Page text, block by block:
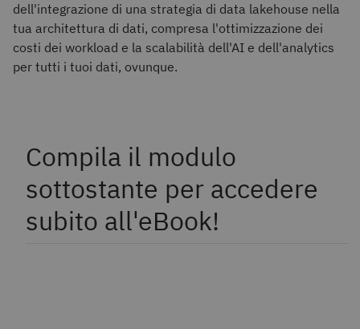
dell'integrazione di una strategia di data lakehouse nella
tua architettura di dati, compresa l'ottimizzazione dei
costi dei workload e la scalabilità dell'AI e dell'analytics
per tutti i tuoi dati, ovunque.
Compila il modulo
sottostante per accedere
subito all'eBook!